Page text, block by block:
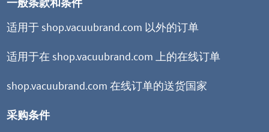
适用于 shop.vacuubrand.com 以外的订单
适用于在 shop.vacuubrand.com 上的在线订单
shop.vacuubrand.com 在线订单的送货国家
采购条件